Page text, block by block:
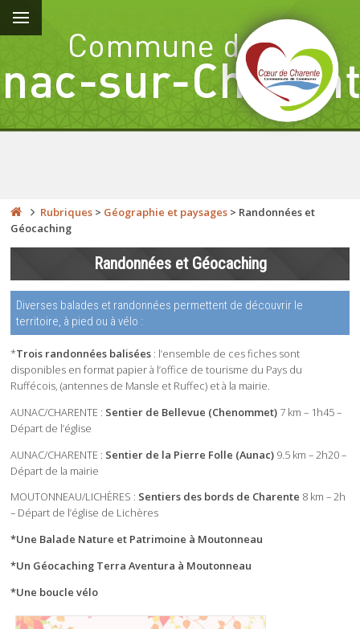
Rubriques > Géographie et paysages > Randonnées et
Géocaching
Randonnées et Géocaching
Diverses balades et randonnées permettent de découvrir le
territoire, à pied ou à vélo :
*Trois randonnées balisées: l’ensemble de ces fiches sont
disponibles en format papier à l’office de tourisme du Pays du
Ruffécois, (antennes de Mansle et Ruffec) et à la mairie.
AUNAC/CHARENTE : Sentier de Bellevue (Chenommet) 7 km – 1h45 –
Départ de l’église
AUNAC/CHARENTE : Sentier de la Pierre Folle (Aunac) 9.5 km – 2h20 –
Départ de la mairie
MOUTONNEAU/LICHÈRES : Sentiers des bords de Charente 8 km – 2h
– Départ de l’église de Lichères
*Une Balade Nature et Patrimoine à Moutonneau
*Un Géocaching Terra Aventura à Moutonneau
*Une boucle vélo